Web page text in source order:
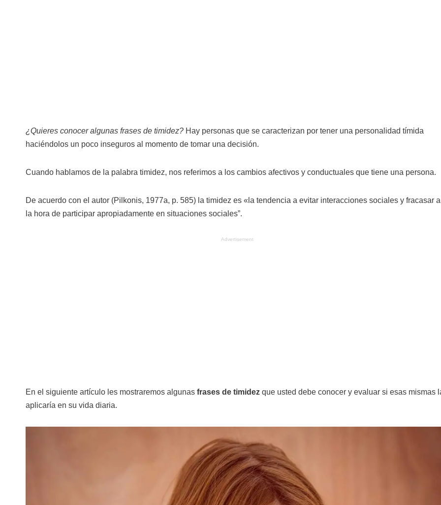
¿Quieres conocer algunas frases de timidez? Hay personas que se caracterizan por tener una personalidad tímida
haciéndolos un poco inseguros al momento de tomar una decisión.
Cuando hablamos de la palabra timidez, nos referimos a los cambios afectivos y conductuales que tiene una persona.
De acuerdo con el autor (Pilkonis, 1977a, p. 585) la timidez es «la tendencia a evitar interacciones sociales y fracasar a
la hora de participar apropiadamente en situaciones sociales”.
Advertisement
En el siguiente artículo les mostraremos algunas frases de timidez que usted debe conocer y evaluar si esas mismas
aplicaría en su vida diaria.